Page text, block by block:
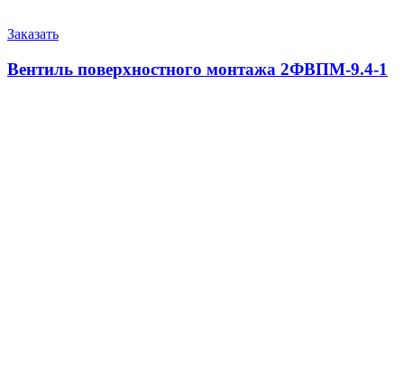
Заказать
Вентиль поверхностного монтажа 2ФВПМ-9.4-1